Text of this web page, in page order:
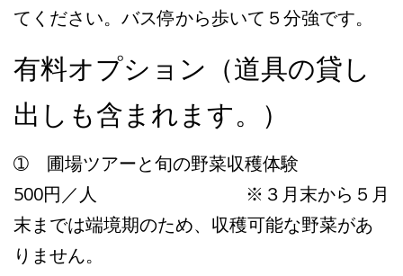
てください。バス停から歩いて５分強です。
有料オプション（道具の貸し
出しも含まれます。）
➀ 圃場ツアーと旬の野菜収穫体験
500円／人 ※３月末から５月
末までは端境期のため、収穫可能な野菜があ
りません。